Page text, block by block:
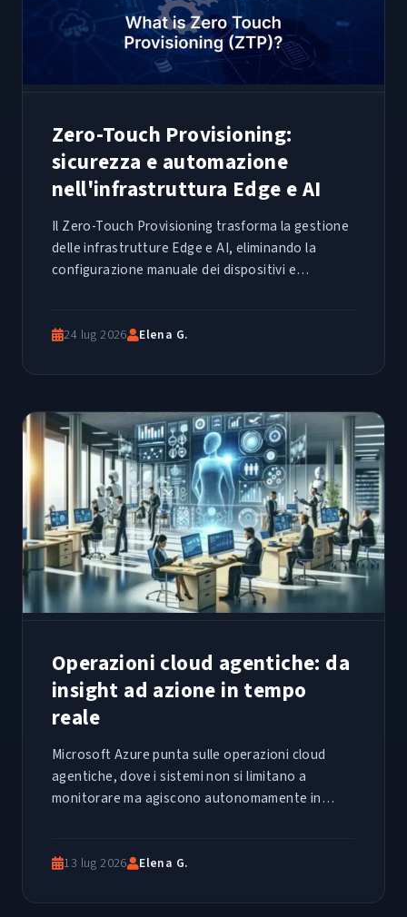
Zero-Touch Provisioning:
sicurezza e automazione
nell'infrastruttura Edge e AI
Il Zero-Touch Provisioning trasforma la gestione
delle infrastrutture Edge e AI, eliminando la
configurazione manuale dei dispositivi e
24 lug 2026 Elena G.
Operazioni cloud agentiche: da
insight ad azione in tempo
reale
Microsoft Azure punta sulle operazioni cloud
agentiche, dove i sistemi non si limitano a
monitorare ma agiscono autonomamente in
13 lug 2026 Elena G.